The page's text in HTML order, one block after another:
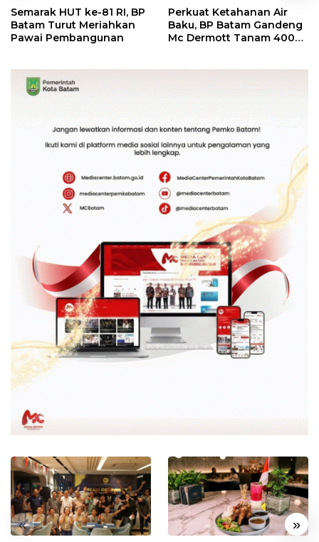
Semarak HUT ke-81 RI, BP
Batam Turut Meriahkan
Pawai Pembangunan
Perkuat Ketahanan Air
Baku, BP Batam Gandeng
Mc Dermott Tanam 400
« »